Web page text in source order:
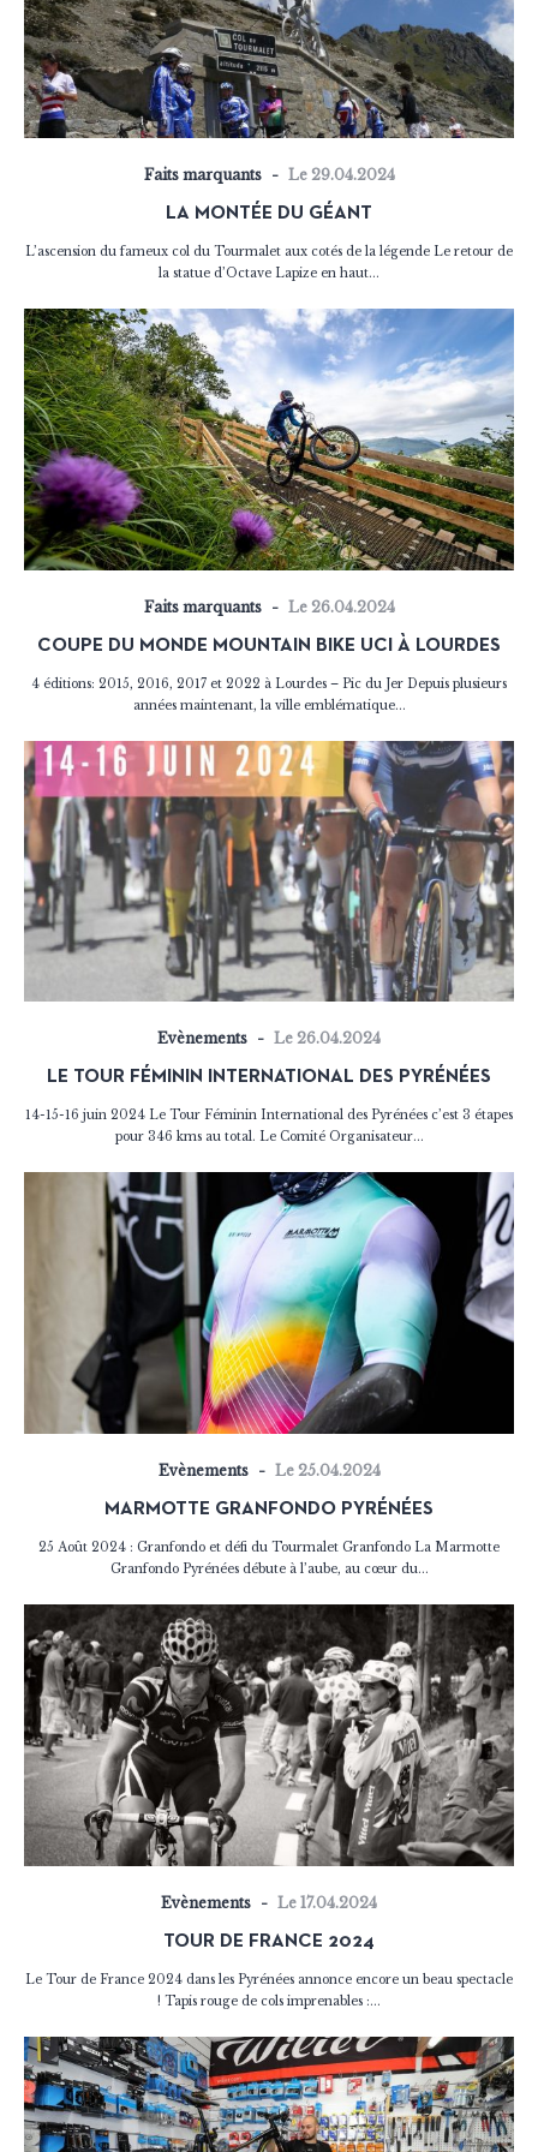
Faits marquants Le 29.04.2024
LA MONTÉE DU GÉANT
L’ascension du fameux col du Tourmalet aux cotés de la légende Le retour de
la statue d’Octave Lapize en haut...
Faits marquants Le 26.04.2024
COUPE DU MONDE MOUNTAIN BIKE UCI À LOURDES
4 éditions: 2015, 2016, 2017 et 2022 à Lourdes – Pic du Jer Depuis plusieurs
années maintenant, la ville emblématique...
Evènements Le 26.04.2024
LE TOUR FÉMININ INTERNATIONAL DES PYRÉNÉES
14-15-16 juin 2024 Le Tour Féminin International des Pyrénées c’est 3 étapes
pour 346 kms au total. Le Comité Organisateur...
Evènements Le 25.04.2024
MARMOTTE GRANFONDO PYRÉNÉES
25 Août 2024 : Granfondo et défi du Tourmalet Granfondo La Marmotte
Granfondo Pyrénées débute à l’aube, au cœur du...
Evènements Le 17.04.2024
TOUR DE FRANCE 2024
Le Tour de France 2024 dans les Pyrénées annonce encore un beau spectacle
! Tapis rouge de cols imprenables :...